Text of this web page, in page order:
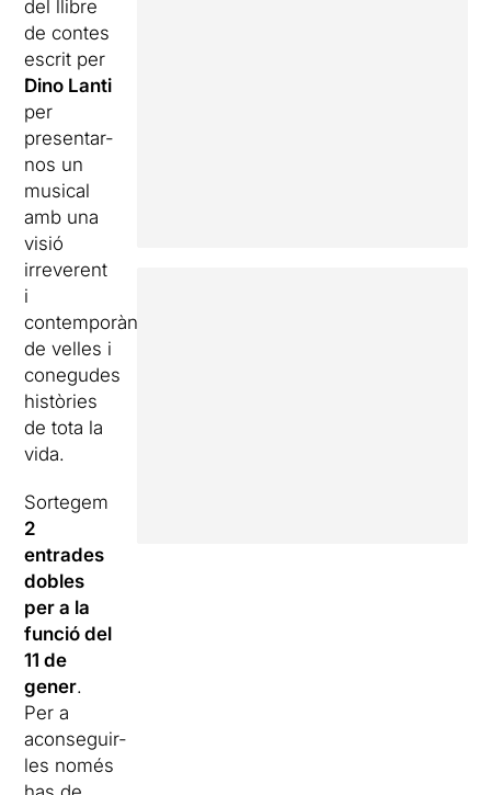
del llibre
de contes
escrit per
Dino Lanti
per
presentar-
nos un
musical
amb una
visió
irreverent
i
contemporània
de velles i
conegudes
històries
de tota la
vida.
Sortegem
2
entrades
dobles
per a la
funció del
11 de
gener.
Per a
aconseguir-
les només